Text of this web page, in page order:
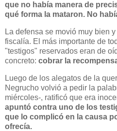
que no había manera de
qué forma la mataron. No
La defensa se movió muy bien
fiscalía. El más importante de
"testigos" reservados eran de
concreto: cobrar la
Luego de los alegatos de la
Negrucho volvió a pedir la
miércoles-, ratificó que era
apuntó contra uno de los
que lo complicó en la causa
ofrecía.